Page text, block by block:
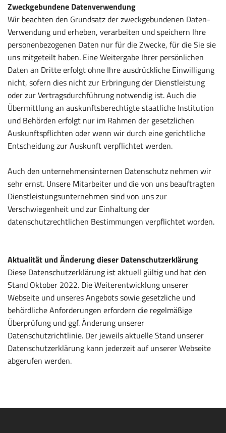
Zweckgebundene Datenverwendung
Wir beachten den Grundsatz der zweckgebundenen Daten-
Verwendung und erheben, verarbeiten und speichern Ihre
personenbezogenen Daten nur für die Zwecke, für die Sie sie
uns mitgeteilt haben. Eine Weitergabe Ihrer persönlichen
Daten an Dritte erfolgt ohne Ihre ausdrückliche Einwilligung
nicht, sofern dies nicht zur Erbringung der Dienstleistung
oder zur Vertragsdurchführung notwendig ist. Auch die
Übermittlung an auskunftsberechtigte staatliche Institution
und Behörden erfolgt nur im Rahmen der gesetzlichen
Auskunftspflichten oder wenn wir durch eine gerichtliche
Entscheidung zur Auskunft verpflichtet werden.
Auch den unternehmensinternen Datenschutz nehmen wir
sehr ernst. Unsere Mitarbeiter und die von uns beauftragten
Dienstleistungsunternehmen sind von uns zur
Verschwiegenheit und zur Einhaltung der
datenschutzrechtlichen Bestimmungen verpflichtet worden.
Aktualität und Änderung dieser Datenschutzerklärung
Diese Datenschutzerklärung ist aktuell gültig und hat den
Stand Oktober 2022. Die Weiterentwicklung unserer
Webseite und unseres Angebots sowie gesetzliche und
behördliche Anforderungen erfordern die regelmäßige
Überprüfung und ggf. Änderung unserer
Datenschutzrichtlinie. Der jeweils aktuelle Stand unserer
Datenschutzerklärung kann jederzeit auf unserer Webseite
abgerufen werden.